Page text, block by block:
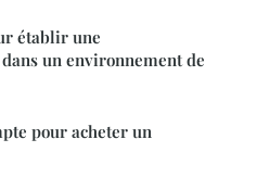
établir une
un environnement de
pour acheter un